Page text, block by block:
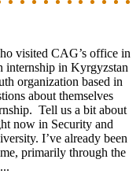
visited CAG’s office in
internship in Kyrgyzstan
organization based in
about themselves
Tell us a bit about
now in Security and
I’ve already been
primarily through the